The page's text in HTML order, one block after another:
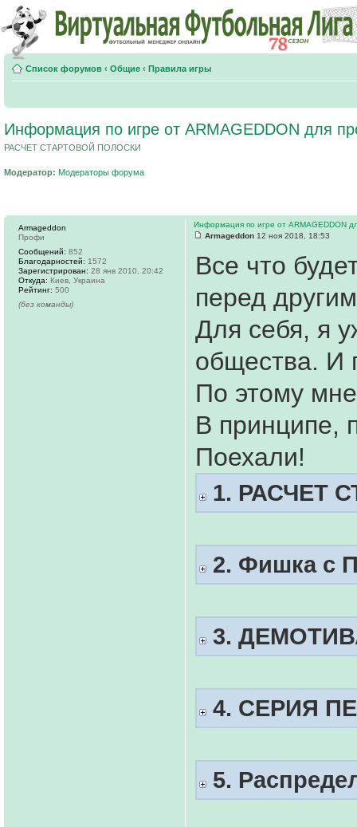
Список форумов ‹ Общие ‹ Правила игры
Информация по игре от ARMAGEDDON для
РАСЧЕТ СТАРТОВОЙ ПОЛОСКИ
Модератор: Модераторы форума
Информация по игре от ARMAGEDDON
Armageddon 12 ноя 2018, 18:53
Все что
перед
Для себя, я
общества. И
По этому
В принципе,
Поехали!
1. РАСЧЕТ
2. Фишка с
3.
4. СЕРИЯ
5.
Armageddon
Профи
Сообщений: 852
Благодарностей: 1572
Зарегистрирован: 28 янв 2010, 20:42
Откуда: Киев, Украина
Рейтинг: 500
(без команды)